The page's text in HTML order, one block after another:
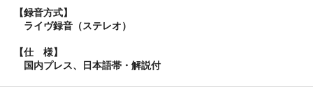
【録音方式】
ライヴ録音（ステレオ）
【仕 様】
国内プレス、日本語帯・解説付